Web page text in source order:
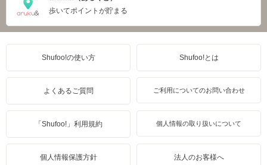
歩いてポイントが貯まる
Shufoo!の使い方 Shufoo!とは
よくあるご質問 ご利用についてのお問い合わせ
「Shufoo!」利用規約 個人情報の取り扱いについて
個人情報保護方針 法人のお客様へ